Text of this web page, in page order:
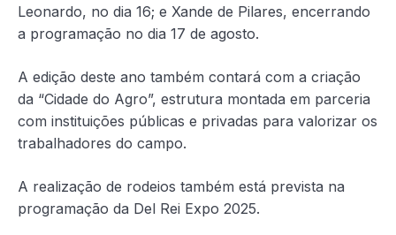
Leonardo, no dia 16; e Xande de Pilares, encerrando
a programação no dia 17 de agosto.
A edição deste ano também contará com a criação
da “Cidade do Agro”, estrutura montada em parceria
com instituições públicas e privadas para valorizar os
trabalhadores do campo.
A realização de rodeios também está prevista na
programação da Del Rei Expo 2025.